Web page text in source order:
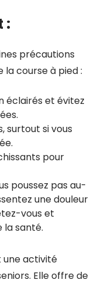
:
précautions
course à pied :
éclairés et évitez
surtout si vous
pour
poussez pas au-
une douleur
vous et
la santé.
une activité
Elle offre de